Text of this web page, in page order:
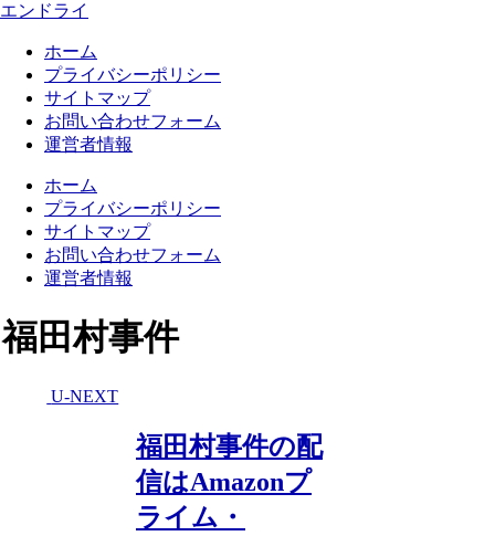
エンドライ
ホーム
プライバシーポリシー
サイトマップ
お問い合わせフォーム
運営者情報
ホーム
プライバシーポリシー
サイトマップ
お問い合わせフォーム
運営者情報
福田村事件
U-NEXT
福田村事件の配
信はAmazonプ
ライム・